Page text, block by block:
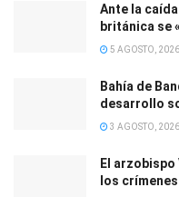
Ante la
británica se
5 AGOSTO, 2026
Bahía de
desarrollo
3 AGOSTO, 2026
El
los